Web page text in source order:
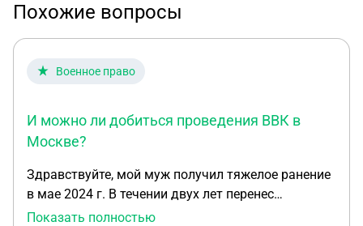
Похожие вопросы
Военное право
И можно ли добиться проведения ВВК в
Москве?
Здравствуйте, мой муж получил тяжелое ранение
в мае 2024 г. В течении двух лет перенес
несколько операций на животе, одну на руке.
Показать полностью